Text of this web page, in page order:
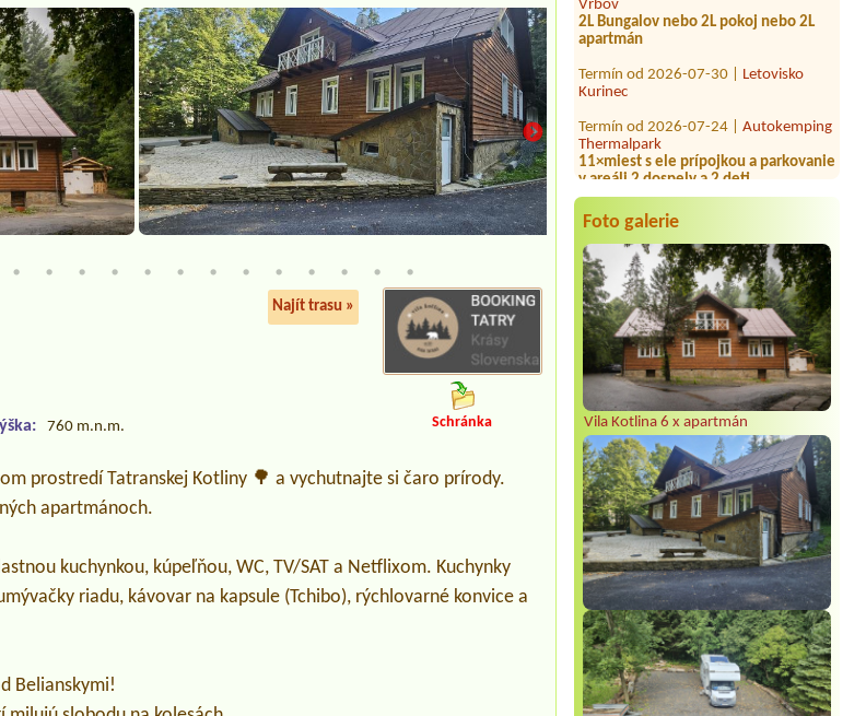
apartmán
Termín od 2026-07-30 |
Termín od 2026-07-24 |
11×miest s ele prípojkou a parkovanie
v areáli 2 dospely a 2 deti
jana
Thermalpark Diakovce
Campervan 2 adults 2 children age 10
& 14 with electric
Termín od 2026-07-24 |Penzión a
Hotel Dedinky, stanový tábor
Miesto pred stan (5osôb-2
dospele3deti),auto
Termín od 2026-08-11 |Penzión a
Hotel Dedinky, stanový tábor
1 miesto pre stan, auto
Termín od 2026-07-31 |Kemping
Rybníky Opatovce
Foto galerie
Vila Kotlina 6 x apartmán
Kempová miesta
Najít trasu »
760 m.n.m. Schránka
prostredí Tatranskej Kotliny 🌳 a vychutnajte si čaro prírody.
apartmánoch.
kuchynkou, kúpeľňou, WC, TV/SAT a Netflixom. Kuchynky
riadu, kávovar na kapsule (Tchibo), rýchlovarné konvice a
Belianskymi!